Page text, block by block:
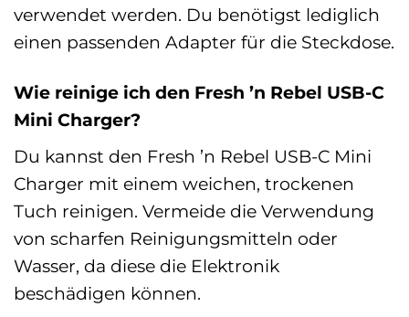
verwendet werden. Du benötigst lediglich
einen passenden Adapter für die Steckdose.
Wie reinige ich den Fresh ’n Rebel USB-C
Mini Charger?
Du kannst den Fresh ’n Rebel USB-C Mini
Charger mit einem weichen, trockenen
Tuch reinigen. Vermeide die Verwendung
von scharfen Reinigungsmitteln oder
Wasser, da diese die Elektronik
beschädigen können.